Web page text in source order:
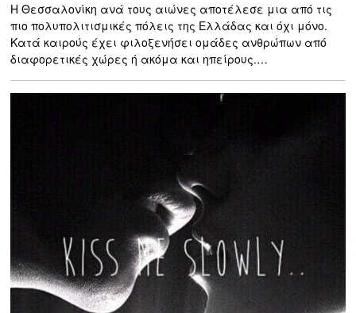
Η Θεσσαλονίκη ανά τους αιώνες αποτέλεσε μια από τις
πιο πολυπολιτισμικές πόλεις της Ελλάδας και όχι μόνο.
Κατά καιρούς έχει φιλοξενήσει ομάδες ανθρώπων από
διαφορετικές χώρες ή ακόμα και ηπείρους.…